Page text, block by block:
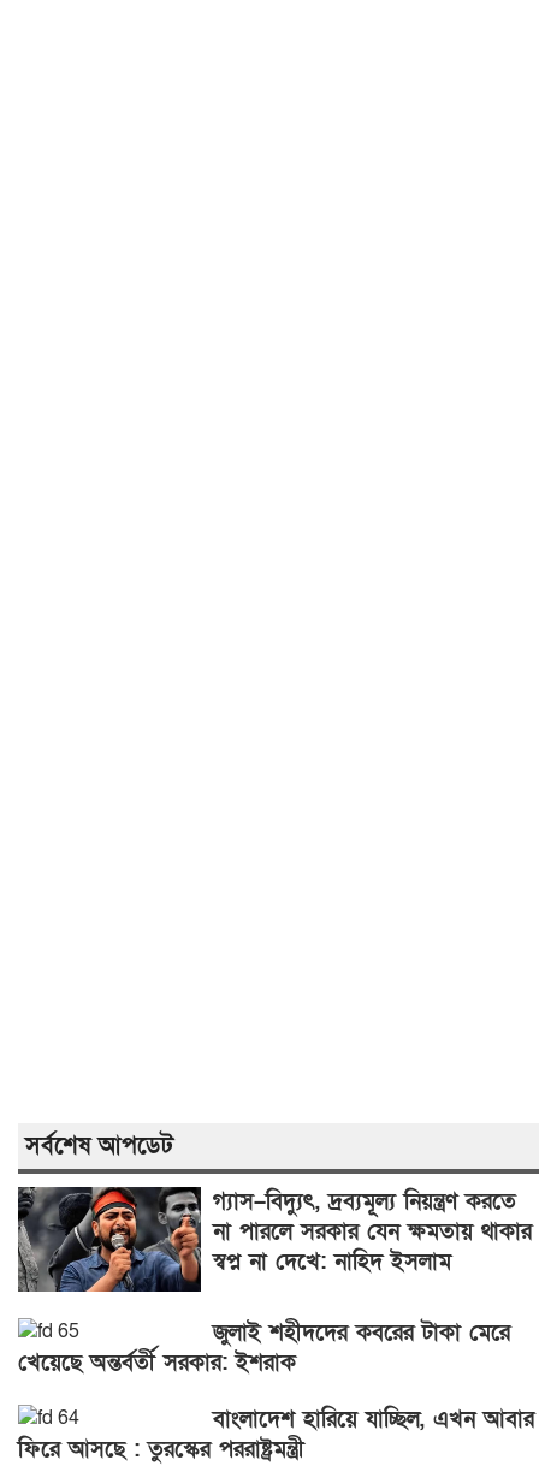
সর্বশেষ আপডেট
গ্যাস–বিদ্যুৎ, দ্রব্যমূল্য নিয়ন্ত্রণ করতে
না পারলে সরকার যেন ক্ষমতায় থাকার
স্বপ্ন না দেখে: নাহিদ ইসলাম
জুলাই শহীদদের কবরের টাকা মেরে
খেয়েছে অন্তর্বর্তী সরকার: ইশরাক
বাংলাদেশ হারিয়ে যাচ্ছিল, এখন আবার
ফিরে আসছে : তুরস্কের পররাষ্ট্রমন্ত্রী